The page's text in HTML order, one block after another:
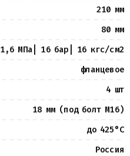
210 мм
80 мм
1,6 МПа| 16 бар| 16 кгс/см2
фланцевое
4 шт
18 мм (под болт М16)
до 425°С
Россия